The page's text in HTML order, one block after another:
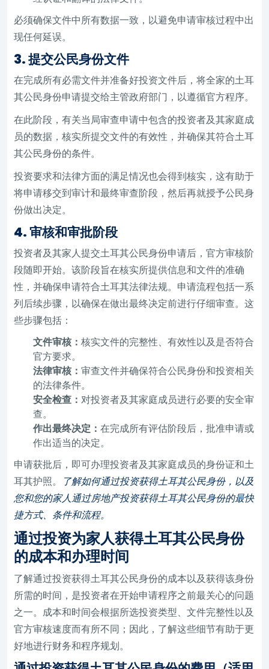
必须确保文件中所有数据一致，以避免申请审核过程中出
现任何延误。
3. 提交公民身份文件
在完成所有必需文件并准备好投资文件后，将全家的土耳
其公民身份申请提交给主管政府部门，以遵循官方程序。
在此阶段，有关当局审查申请中包含的投资者及其家庭成
员的数据，核实所提交文件的有效性，并确保其符合土耳
其公民身份的条件。
投资要求和法律方面的满足情况也会得到核实，这有助于
将申请移交到审计和最终审查阶段，然后再就授予公民身
份做出决定。
4. 审核和审批阶段
投资者及其家人提交土耳其公民身份申请后，官方审核阶
段随即开始。该阶段旨在核实所提供信息和文件的准确
性，并确保申请符合土耳其法律法规。申请流程包括一系
列后续步骤，以确保在做出最终决定前进行仔细审查。这
些​​步骤包括：
文件审核：核实文件的完整性、有效性以及是否符合
官方要求。
法律审核：审查文件并确保符合公民身份和投资相关
的法律条件。
安全检查：对投资者及其家庭成员进行必要的安全审
查。
作出最终决定：在完成所有评估阶段后，批准申请或
作出适当的决定。
申请获批后，即可办理投资者及其家庭成员的身份证和土
耳其护照。
了解如何通过投资获得土耳其公民身份，以及
您和您的家人通过房地产投资获得土耳其公民身份的最快
捷方式、条件和流程。
通过投资为家人获得土耳其公民身份
的成本和办理时间
了解通过投资获得土耳其公民身份的成本以及获得该身份
所需的时间，是投资者在开始申请程序之前最关心的问题
之一。成本和时间会根据所选投资类型、文件完整性以及
官方审核速度而有所不同；因此，了解这些细节有助于更
好地进行财务和程序规划。